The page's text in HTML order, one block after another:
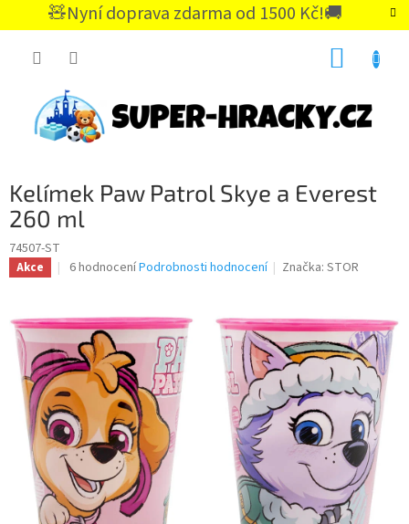
🧸Nyní doprava zdarma od 1500 Kč!🚚
CZK
Kelímek Paw Patrol Skye a Everest
260 ml
74507-ST
Akce
Průměrné
je
5,0
z
5
hvězdiček.
6 hodnoceníPodrobnosti hodnocení Značka:STOR